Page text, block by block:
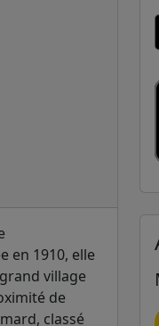
en 1910, elle
village
de
classé